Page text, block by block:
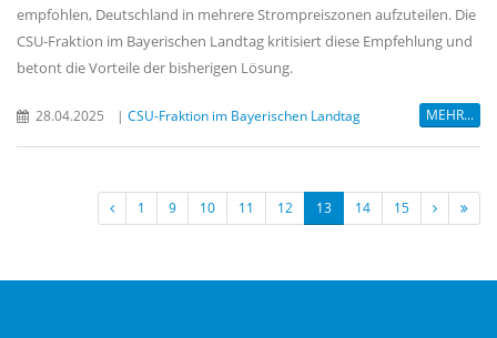
empfohlen, Deutschland in mehrere Strompreiszonen aufzuteilen. Die
CSU-Fraktion im Bayerischen Landtag kritisiert diese Empfehlung und
betont die Vorteile der bisherigen Lösung.
28.04.2025 | CSU-Fraktion im Bayerischen Landtag MEHR...
1 9 10 11 12 13 14 15